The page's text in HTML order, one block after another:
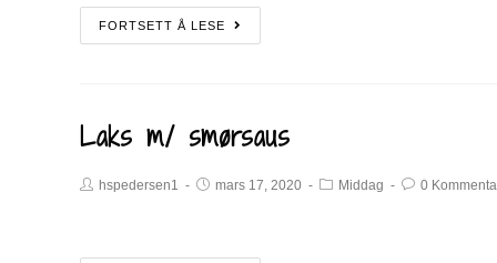
FORTSETT Å LESE
Laks m/ smørsaus
hspedersen1 mars 17, 2020 Middag 0